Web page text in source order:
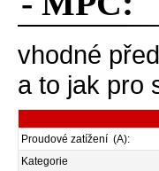
vhodné
a to jak pro
Proudové zatížení (A):
Kategorie